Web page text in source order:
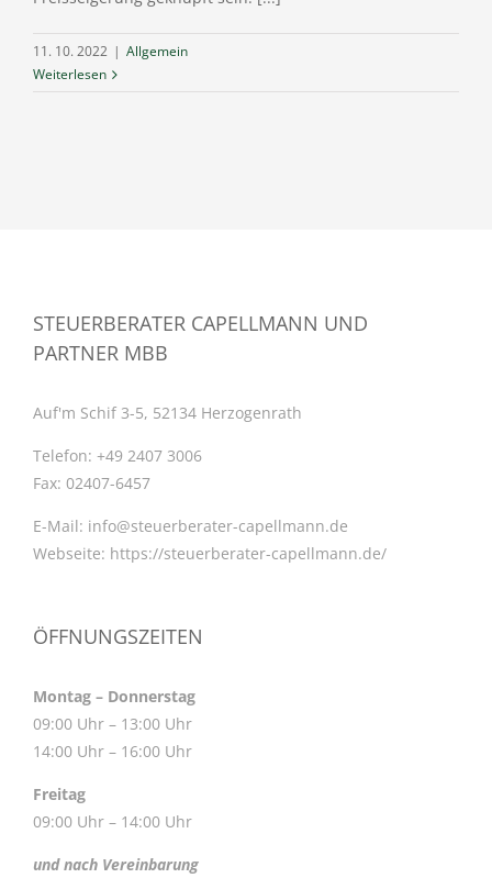
11. 10. 2022 | Allgemein
Weiterlesen
STEUERBERATER CAPELLMANN UND
PARTNER MBB
Auf'm Schif 3-5, 52134 Herzogenrath
Telefon: +49 2407 3006
Fax: 02407-6457
E-Mail: info@steuerberater-capellmann.de
Webseite: https://steuerberater-capellmann.de/
ÖFFNUNGSZEITEN
Montag – Donnerstag
09:00 Uhr – 13:00 Uhr
14:00 Uhr – 16:00 Uhr
Freitag
09:00 Uhr – 14:00 Uhr
und nach Vereinbarung